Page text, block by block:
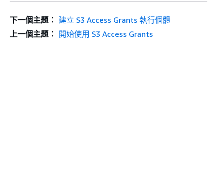
下一個主題： 建立 S3 Access Grants 執行個體
上一個主題：
開始使用 S3 Access Grants